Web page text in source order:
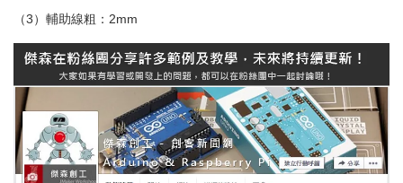
（3）輔助線粗：2mm